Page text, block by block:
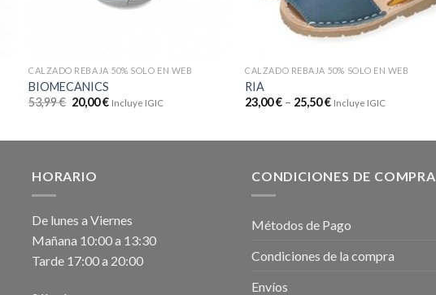
CALZADO REBAJA 50% SOLO EN WEB
BIOMECANICS
53,99€ 20,00€ Incluye IGIC
CALZADO REBAJA 50% SOLO EN WEB
RIA
23,00€ – 25,50€ Incluye IGIC
HORARIO
De lunes a Viernes
Mañana 10:00 a 13:30
Tarde 17:00 a 20:00
CONDICIONES DE COMPRA
Métodos de Pago
Condiciones de la compra
Envíos